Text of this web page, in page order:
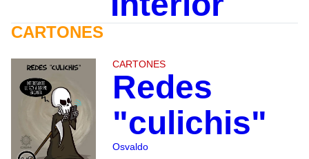
CARTONES
CARTONES
Redes
"culichis"
Osvaldo